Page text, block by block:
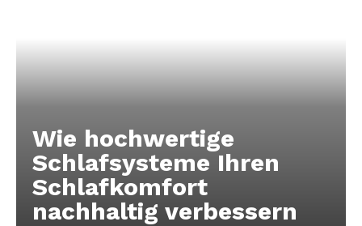
Wie hochwertige
Schlafsysteme Ihren
Schlafkomfort
nachhaltig verbessern